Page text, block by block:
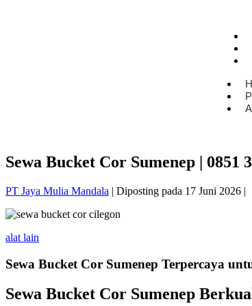
Sewa Bucket Cor Sumenep | 0851
PT Jaya Mulia Mandala | Diposting pada 17 Juni 2026 |
alat lain
Sewa Bucket Cor Sumenep Terpercaya
Sewa Bucket Cor Sumenep